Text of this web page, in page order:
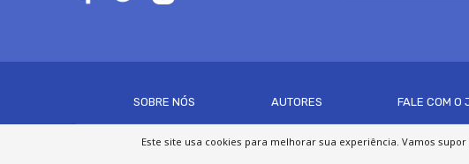
SOBRE NÓS AUTORES FALE COM O
©
Este site usa cookies para melhorar sua experiência. Vamos